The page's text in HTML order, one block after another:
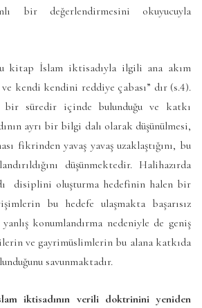
bir değerlendirmesini okuyucuyla
kitap İslam iktisadıyla ilgili ana akım
kendi kendini reddiye çabası” dır (s.4).
bir süredir içinde bulunduğu ve katkı
ayrı bir bilgi dalı olarak düşünülmesi,
fikrinden yavaş yavaş uzaklaştığını, bu
düşünmektedir. Halihazırda
disiplini oluşturma hedefinin halen bir
bu hedefe ulaşmakta başarısız
konumlandırma nedeniyle de geniş
ve gayrimüslimlerin bu alana katkıda
savunmaktadır.
iktisadının verili doktrinini yeniden